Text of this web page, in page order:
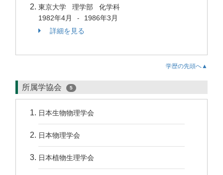
東京大学 理学部 化学科
1982年4月
-
1986年3月
詳細を見る
学歴の先頭へ▲
所属学協会 5
日本生物物理学会
日本物理学会
日本植物生理学会